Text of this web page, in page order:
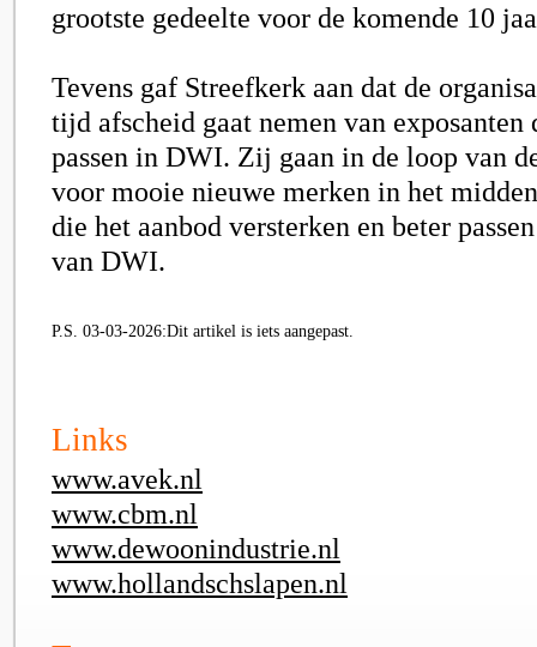
grootste gedeelte voor de komende 10
Tevens gaf Streefkerk aan dat de
tijd afscheid gaat nemen van
passen in DWI. Zij gaan in de loop van
voor mooie nieuwe merken in het
die het aanbod versterken en beter
van DWI.
P.S. 03-03-2026:Dit artikel is iets aangepast.
Links
www.avek.nl
www.cbm.nl
www.dewoonindustrie.nl
www.hollandschslapen.nl